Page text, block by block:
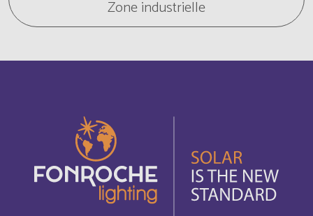
Zone industrielle
Armenia Englisch
Aruba
Australia
Austria Englisch